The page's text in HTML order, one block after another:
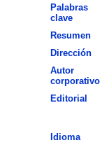
Palabras
clave
Resumen
Dirección
Autor
corporativo
Editorial
Idioma